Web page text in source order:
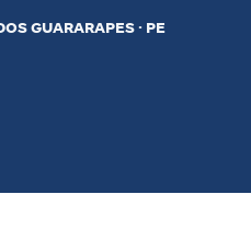
GUARARAPES · PE